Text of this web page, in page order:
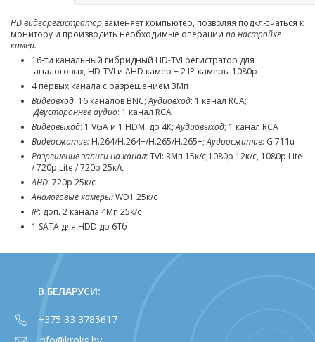
HD видеорегистратор заменяет компьютер, позволяя подключаться к
монитору и производить необходимые операции по настройке
камер.
16-ти канальный гибридный HD-TVI регистратор для
аналоговых, HD-TVI и AHD камер + 2 IP-камеры 1080p
4 первых канала с разрешением 3Мп
Видеовход: 16 каналов BNC;Аудиовход: 1 канал RCA;
Двустороннее аудио: 1 канал RCA
Видеовыход: 1 VGA и 1 HDMI до 4К;Аудиовыход; 1 канал RCA
Видеосжатие: H.264/H.264+/H.265/H.265+;Аудиосжатие: G.711u
Разрешение записи на канал:TVI: 3Мп 15к/с,1080p 12к/с, 1080p Lite
/ 720p Lite / 720p 25к/с
AHD: 720p 25к/с
Аналоговые камеры:WD1 25к/с
IP: доп. 2 канала 4Мп 25к/с
1 SATA для HDD до 6Тб
В БЕЛАРУСИ:
+375 33 3785617